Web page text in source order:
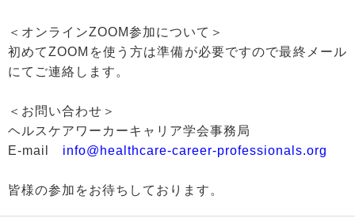
＜オンラインZOOM参加について＞
初めてZOOMを使う方は準備が必要ですので最終メール
にてご連絡します。
＜お問い合わせ＞
ヘルスケアワーカーキャリア学会事務局
E-mail info@healthcare-career-professionals.org
皆様の参加をお待ちしております。